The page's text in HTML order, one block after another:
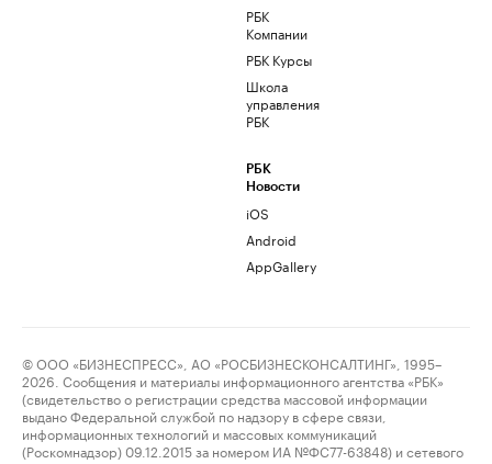
РБК
Компании
РБК Курсы
Школа
управления
РБК
РБК
Новости
iOS
Android
AppGallery
© ООО «БИЗНЕСПРЕСС», АО «РОСБИЗНЕСКОНСАЛТИНГ», 1995–
2026. Сообщения и материалы информационного агентства «РБК»
(свидетельство о регистрации средства массовой информации
выдано Федеральной службой по надзору в сфере связи,
информационных технологий и массовых коммуникаций
(Роскомнадзор) 09.12.2015 за номером ИА №ФС77-63848) и сетевого